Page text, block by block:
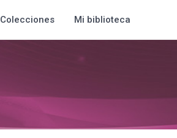
Colecciones Mi biblioteca